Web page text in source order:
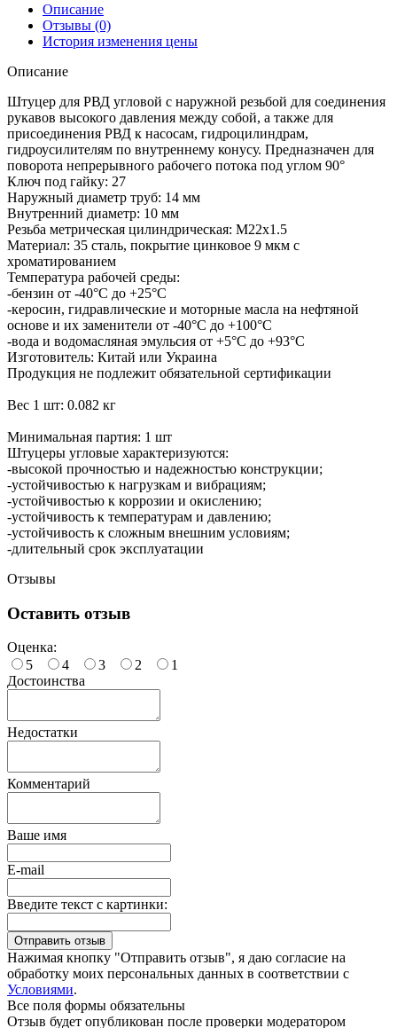
Описание
Отзывы (0)
История изменения цены
Описание
Штуцер для РВД угловой с наружной резьбой для соединения
рукавов высокого давления между собой, а также для
присоединения РВД к насосам, гидроцилиндрам,
гидроусилителям по внутреннему конусу. Предназначен для
поворота непрерывного рабочего потока под углом 90°
Ключ под гайку: 27
Наружный диаметр труб: 14 мм
Внутренний диаметр: 10 мм
Резьба метрическая цилиндрическая: М22х1.5
Материал: 35 сталь, покрытие цинковое 9 мкм с
хроматированием
Температура рабочей среды:
-бензин от -40°C до +25°C
-керосин, гидравлические и моторные масла на нефтяной
основе и их заменители от -40°C до +100°C
-вода и водомасляная эмульсия от +5°C до +93°C
Изготовитель: Китай или Украина
Продукция не подлежит обязательной сертификации
Вес 1 шт: 0.082 кг
Минимальная партия: 1 шт
Штуцеры угловые характеризуются:
-высокой прочностью и надежностью конструкции;
-устойчивостью к нагрузкам и вибрациям;
-устойчивостью к коррозии и окислению;
-устойчивость к температурам и давлению;
-устойчивость к сложным внешним условиям;
-длительный срок эксплуатации
Отзывы
Оставить отзыв
Оценка:
5
4 3 2
1
Достоинства
Недостатки
Комментарий
Ваше имя
E-mail
Введите текст с картинки:
Нажимая кнопку "Отправить отзыв", я даю согласие на
обработку моих персональных данных в соответствии с
Условиями.
Все поля формы обязательны
Отзыв будет опубликован после проверки модератором